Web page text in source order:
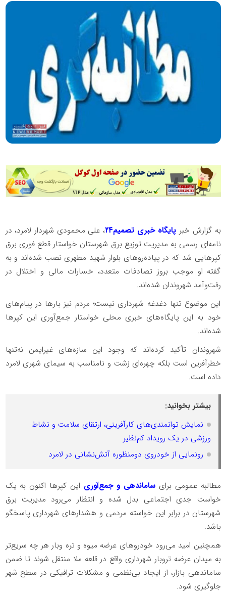
به گزارش خبر پایگاه خبری تصمیم۲۴
، علی محمودی شهردار لامرد، در
نامه‌ای رسمی به مدیریت توزیع برق شهرستان خواستار قطع فوری برق
کپرهایی شد که در پیاده‌روهای بلوار شهید مطهری نصب شده‌اند و به
گفته او موجب بروز تصادفات متعدد، خسارات مالی و اختلال در
رفت‌وآمد شهروندان شده‌اند.
این موضوع تنها دغدغه شهرداری نیست؛ مردم نیز بارها در پیام‌های
خود به این پایگاه‌های خبری محلی خواستار جمع‌آوری این کپرها
شده‌اند.
شهروندان تأکید کرده‌اند که وجود این سازه‌های غیرایمن نه‌تنها
خطرآفرین است بلکه چهره‌ای زشت و نامناسب به سیمای شهری لامرد
داده است.
بیشتر بخوانید:
نمایش توانمندی‌های کارآفرینی، ارتقای سلامت و نشاط
ورزشی در یک رویداد کم‌نظیر
رونمایی از خودروی دومنظوره آتش‌نشانی در لامرد
مطالبه عمومی برای ساماندهی و جمع‌آوری این کپرها اکنون به یک
خواست جدی اجتماعی بدل شده و انتظار می‌رود مدیریت برق
شهرستان در برابر این خواسته مردمی و هشدارهای شهرداری پاسخگو
باشد.
همچنین امید می‌رود خودروهای عرضه میوه و تره وبار هر چه سریع‌تر
به میدان عرضه تروبار شهرداری واقع در قلعه ملا منتقل شوند تا ضمن
ساماندهی بازار، از ایجاد بی‌نظمی و مشکلات ترافیکی در سطح شهر
جلوگیری شود.